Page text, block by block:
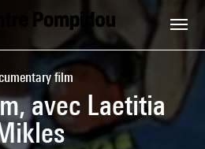
film
avec Laetitia